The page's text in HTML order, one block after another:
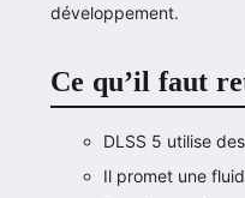
développement.
Ce qu’il faut
DLSS 5 utilise
Il promet une